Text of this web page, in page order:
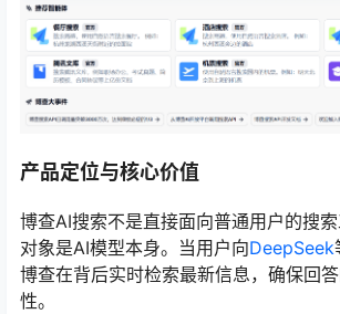
产品定位与核心价值
博查AI搜索不是直接面向普通用户的搜
对象是AI模型本身。当用户向DeepSeek
博查在背后实时检索最新信息，确保回
性。